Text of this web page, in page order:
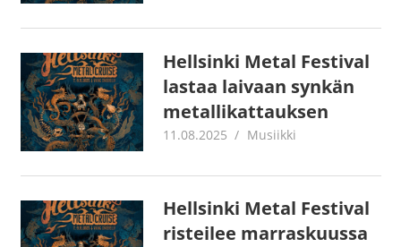
Hellsinki Metal Festival
lastaa laivaan synkän
metallikattauksen
11.08.2025 Juha Kaunisto
Musiikki
Hellsinki Metal Festival
risteilee marraskuussa